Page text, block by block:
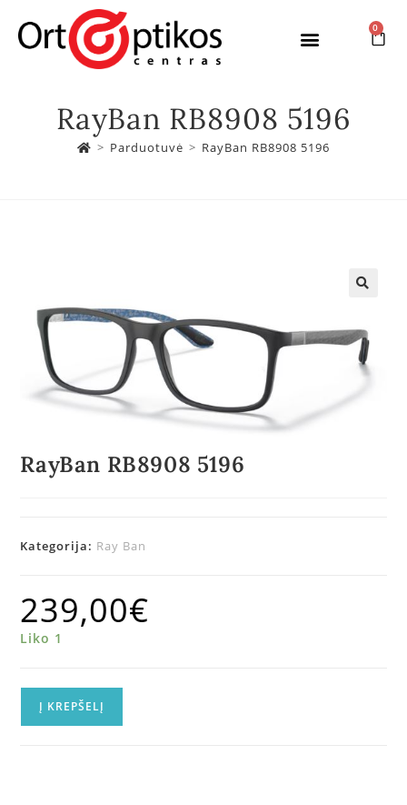
0
RayBan RB8908 5196
> Parduotuvė > RayBan RB8908 5196
RayBan RB8908 5196
Kategorija: Ray Ban
239,00€
Liko 1
Į KREPŠELĮ